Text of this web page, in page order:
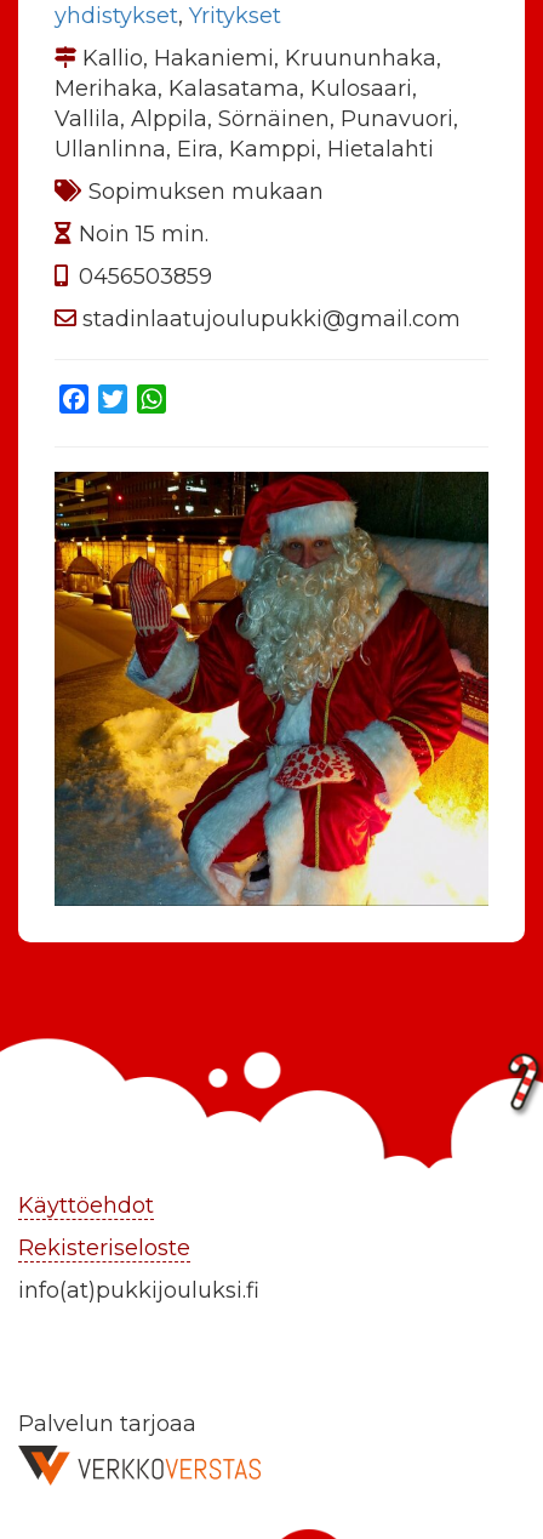
yhdistykset, Yritykset
Kallio, Hakaniemi, Kruununhaka,
Merihaka, Kalasatama, Kulosaari,
Vallila, Alppila, Sörnäinen, Punavuori,
Ullanlinna, Eira, Kamppi, Hietalahti
Sopimuksen mukaan
Noin 15 min.
0456503859
stadinlaatujoulupukki@gmail.com
Facebook
Twitter
Käyttöehdot
Rekisteriseloste
info(at)pukkijouluksi.fi
Palvelun tarjoaa